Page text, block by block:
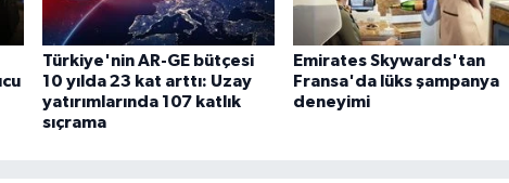
Türkiye'nin AR-GE bütçesi
10 yılda 23 kat arttı: Uzay
yatırımlarında 107 katlık
sıçrama
Emirates Skywards'tan
Fransa'da lüks şampanya
deneyimi